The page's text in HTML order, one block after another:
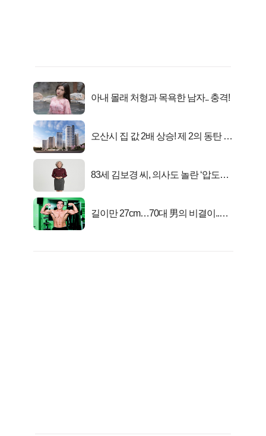
아내 몰래 처형과 목욕한 남자.. 충격!
오산시 집 값 2배 상승! 제 2의 동탄 신
83세 김보경 씨, 의사도 놀란 ‘압도적
길이만 27cm…70대 男의 비결이..충